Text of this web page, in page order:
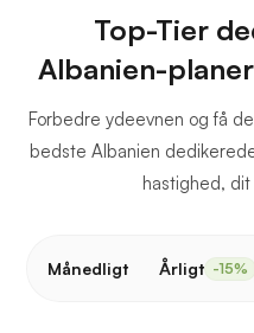
Top-Tier
Albanien-
Forbedre ydeevnen og få
bedste Albanien
hastighed,
Månedligt Årligt -15%